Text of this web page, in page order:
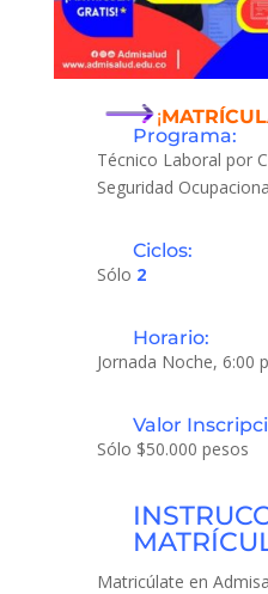
¡
Programa:
Técnico Laboral por
Seguridad
Ciclos:
Sólo 2
Horario:
Jornada Noche, 6:00
Valor
Sólo $50.000 pesos
Matricúlate en